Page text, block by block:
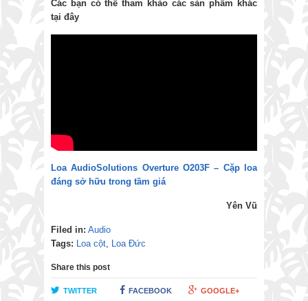
Các bạn có thể tham khảo các sản phẩm khác
tại đây
Loa AudioSolutions Overture O203F – Cặp loa
đáng sở hữu trong tầm giá
Yên Vũ
Filed in: Audio
Tags: Loa cột, Loa Đức
Share this post
TWITTER FACEBOOK GOOGLE+